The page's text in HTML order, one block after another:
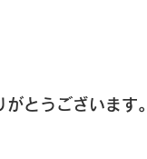
とうございます。